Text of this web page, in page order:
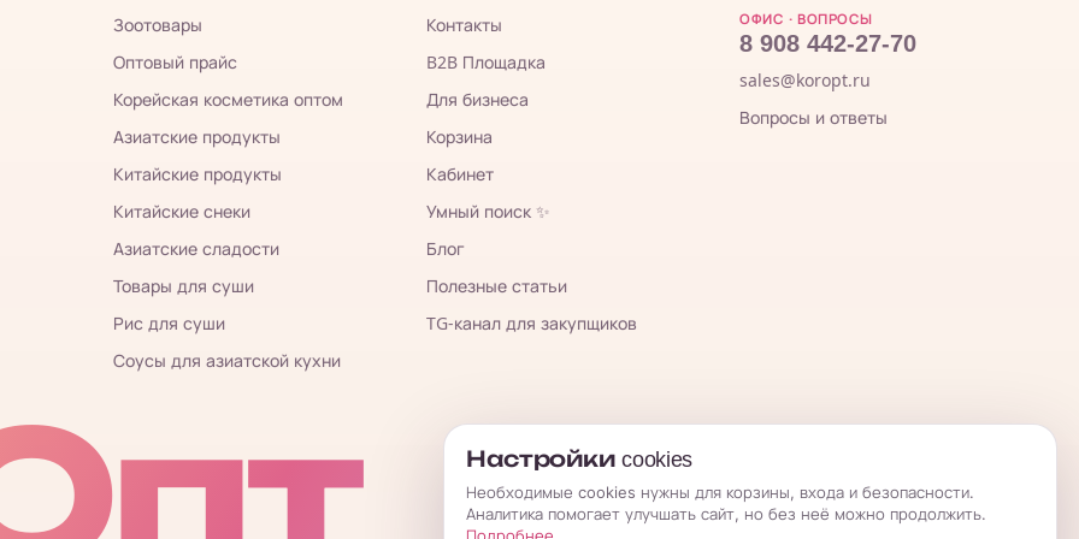
Зоотовары
Оптовый прайс
Корейская косметика оптом
Азиатские продукты
Китайские продукты
Китайские снеки
Азиатские сладости
Товары для суши
Рис для суши
Соусы для азиатской кухни
Контакты
B2B Площадка
Для бизнеса
Корзина
Кабинет
Умный поиск ✨
Блог
Полезные статьи
TG-канал для закупщиков
ОФИС · ВОПРОСЫ
8 908 442-27-70
sales@koropt.ru
Вопросы и ответы
Настройки cookies
Необходимые cookies нужны для корзины, входа и безопасности.
Аналитика помогает улучшать сайт, но без неё можно продолжить.